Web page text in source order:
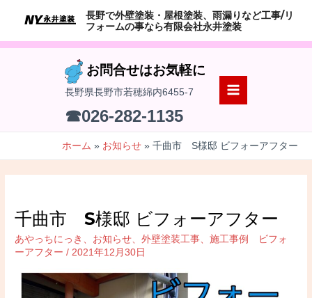
テ
長野で外壁塗装・屋根塗装、雨漏りなど工事/リ
フォームの事なら有限会社永井塗装
お問合せはお気軽に
長野県長野市若穂綿内6455-7
☎026-282-1135
MAIN
ホーム お知らせ 千曲市 S様邸 ビフォーアフター
千曲市 S様邸 ビフォーアフター
あやっちにっき お知らせ 、外壁塗装工事 、施工事例 ビフォ
ーアフター / 2021年12月30日